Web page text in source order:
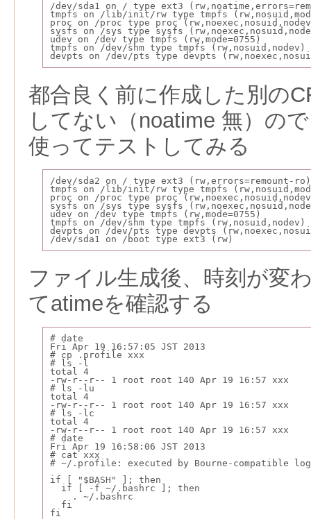
/dev/sda1 on / type ext3
tmpfs on /lib/init/rw type tmpfs
proc on /proc type proc
sysfs on /sys type sysfs
udev on /dev type tmpfs (rw,mode=0755)
tmpfs on /dev/shm type tmpfs (rw,nosuid,nodev)
devpts on /dev/pts type devpts
都合良く前に作成した別の
してない（noatime 無）の
使ってテストしてみる
/dev/sda2 on / type ext3 (rw,errors=remount-ro)
tmpfs on /lib/init/rw type tmpfs
proc on /proc type proc
sysfs on /sys type sysfs
udev on /dev type tmpfs (rw,mode=0755)
tmpfs on /dev/shm type tmpfs (rw,nosuid,nodev)
devpts on /dev/pts type devpts
/dev/sda1 on /boot type ext3 (rw)
ファイル生成後、時刻が変
てatimeを確認する
# date
Fri Apr 19 16:57:05 JST 2013
# cp .profile xxx
# ls -l
total 4
-rw-r--r-- 1 root root 140 Apr 19 16:57 xxx
# ls -lu
total 4
-rw-r--r-- 1 root root 140 Apr 19 16:57 xxx
# ls -lc
total 4
-rw-r--r-- 1 root root 140 Apr 19 16:57 xxx
# date
Fri Apr 19 16:58:06 JST 2013
# cat xxx
# ~/.profile: executed by Bourne-compatible
if [ "$BASH" ]; then
if [ -f ~/.bashrc ]; then
. ~/.bashrc
fi
fi